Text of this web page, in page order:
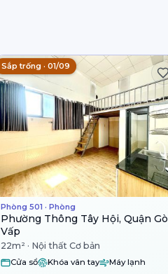
Sắp trống · 01/09
Phòng 501 · Phòng
Phường Thông Tây Hội, Quận Gò
Vấp
22m² · Nội thất Cơ bản
Cửa sổ Khóa vân tay Máy lạnh